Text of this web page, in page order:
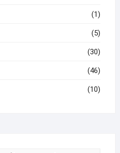
(1)
(5)
(30)
(46)
(10)